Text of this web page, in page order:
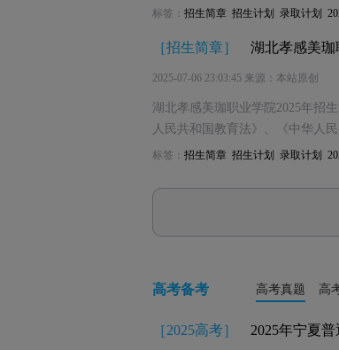
标签： 招生简章 招生计划 录取计划
［招生简章］ 湖北孝感美珈
2025-07-06 23:03:45 来源：本站原创
湖北孝感美珈职业学院2025年招
人民共和国教育法》、《中华人
标签： 招生简章 招生计划 录取计划
高考备考 高考真题 高
［2025高考］ 2025年宁夏